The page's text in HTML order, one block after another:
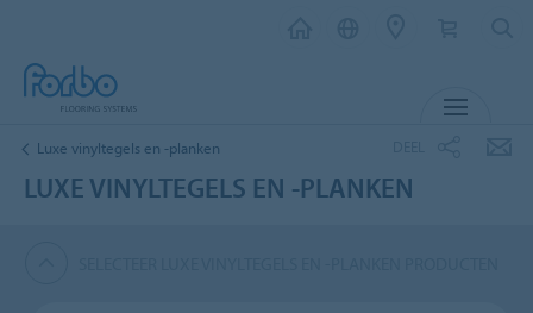
Luxe vinyltegels en -planken
LUXE VINYLTEGELS EN -PLANKEN